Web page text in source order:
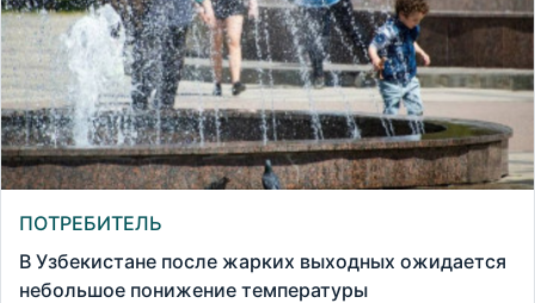
ПОТРЕБИТЕЛЬ
В Узбекистане после жарких выходных ожидается
небольшое понижение температуры